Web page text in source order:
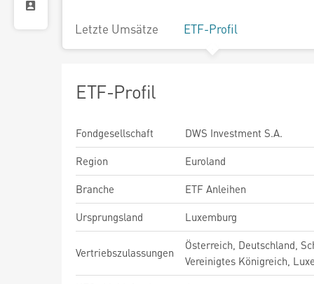
Letzte Umsätze ETF-Profil
ETF-Profil
Fondgesellschaft
DWS Investment S.A.
Region
Euroland
Branche
ETF Anleihen
Ursprungsland
Luxemburg
Vertriebszulassungen
Österreich, Deutschland,
Vereinigtes Königreich,